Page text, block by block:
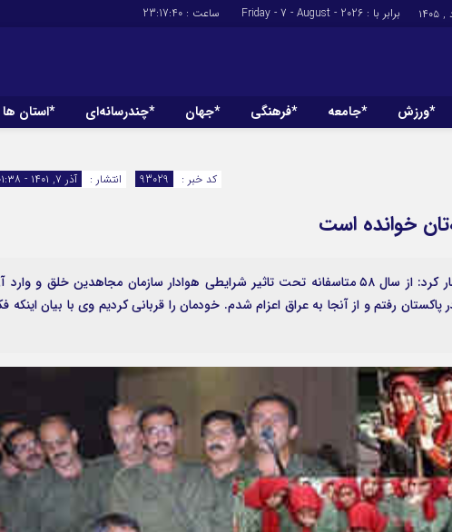
برابر با : Friday - 7 - August - 2026 ساعت : 23:17:41
*ورزش *جامعه *فرهنگی *جهان *چندرسانه‌ای *استان ها
احزاب و تشکلها
بانک ها
اخبار بورس
ارتباطات و فن
انتشار :
آذر ۷, ۱۴۰۱ - ۰۱:۳۸ کد خبر : 93029
خوانده است
حمید دهدار در گفت وگو با خبرنگار ایرنا اظهار کرد: از سال ۵۸ متاسفانه تحت تاثیر شرایطی هوادار سازمان مجاهدین خلق و
در پاکستان رفتم و از آنجا به عراق اعزام شدم. خودمان را قربانی کردیم وی با بیان اینکه